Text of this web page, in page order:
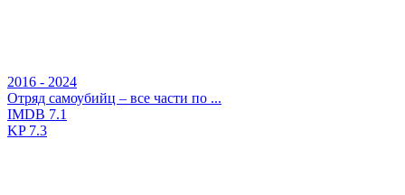
2016 - 2024
Отряд самоубийц – все части по ...
IMDB 7.1
KP7.3